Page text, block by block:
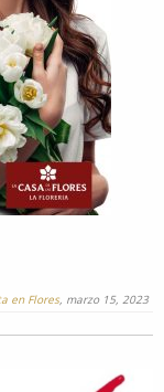
en Flores, marzo 15, 2023